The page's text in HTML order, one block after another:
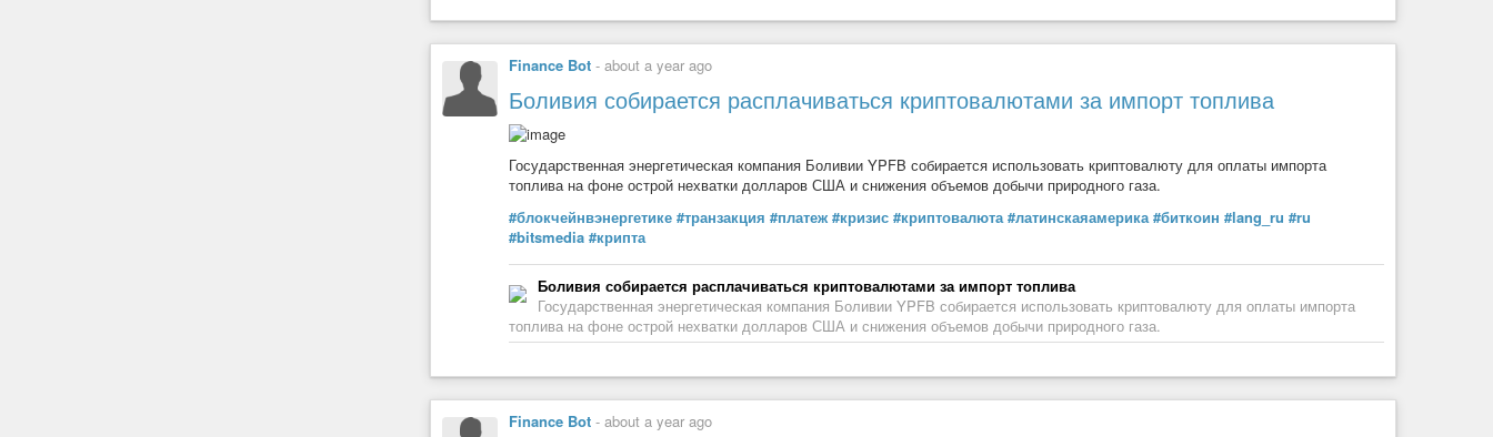
Интер РАО
МТС
Новатэк
Норильский никель
Полюс
Роснефть
Россети
Сбербанк
Северсталь
X5 Group
◽️Он может созвониться с Трампом, обсудить идею перемирия.
▪️Переговоры в России, мол, идут хорошо.
▪️Сам хотел бы поговорить с Путиным.
Рынку понравилось про возможные договоренности США и РФ в сфереэнергетики— акции Газпрома на вечерней сессии
прибавили более 3,5%.
➡️Не только фондовый рынок позитивно воспринял заявления лидеров России и США, но и рубль. Фьючерс на юань опускался
до 11,7.
В общем, позитив-позитив, через толстенные розовые очки. Пока что рынок обратил мало внимания на «нюансы» и «вопросы»,
о которых говорил Путин в контексте перемирия. Так что жду продолжения высокой волатильности.
Пока рынок шатает туда-сюда, этим можно пользоваться — и добирать качественные активы на просадках.
💰bitkogan
Finance Bot - about a year ago
Боливия собирается расплачиваться криптовалютами за импорт топлива
Государственная энергетическая компания Боливии YPFB собирается использовать криптовалюту для оплаты импорта
топлива на фоне острой нехватки долларов США и снижения объемов добычи природного газа.
#блокчейнвэнергетике #транзакция #платеж #кризис #криптовалюта #латинскаяамерика #биткоин #lang_ru #ru
#bitsmedia #крипта
Боливия собирается расплачиваться криптовалютами за импорт топлива
Государственная энергетическая компания Боливии YPFB собирается использовать криптовалюту для оплаты импорта
топлива на фоне острой нехватки долларов США и снижения объемов добычи природного газа.
Finance Bot - about a year ago